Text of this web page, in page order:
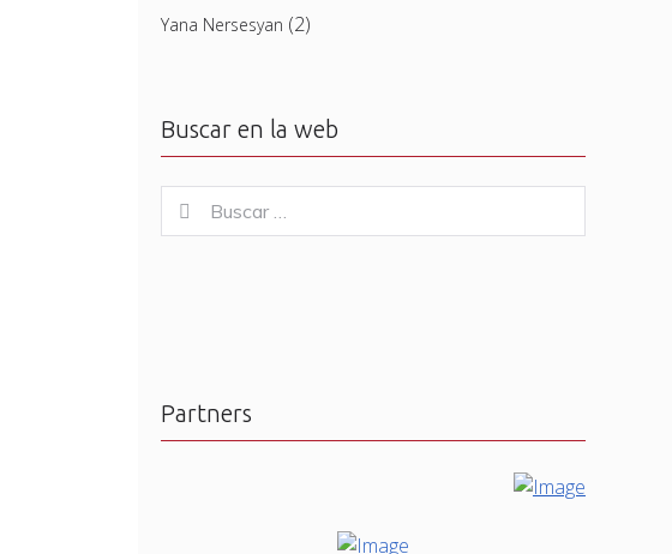
Yana Nersesyan (2)
Buscar en la web
for:
Buscar
Partners